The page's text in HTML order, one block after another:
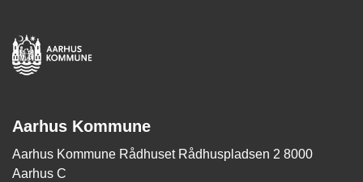
Aarhus Kommune
Aarhus Kommune Rådhuset Rådhuspladsen 2 8000
Aarhus C